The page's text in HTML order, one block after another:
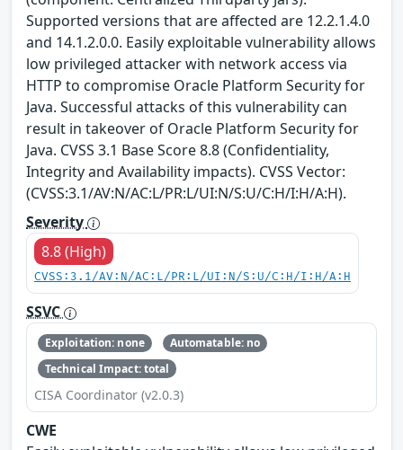
Supported versions that are affected are 12.2.1.4.0
and 14.1.2.0.0. Easily exploitable vulnerability allows
low privileged attacker with network access via
HTTP to compromise Oracle Platform Security for
Java. Successful attacks of this vulnerability can
result in takeover of Oracle Platform Security for
Java. CVSS 3.1 Base Score 8.8 (Confidentiality,
Integrity and Availability impacts). CVSS Vector:
(CVSS:3.1/AV:N/AC:L/PR:L/UI:N/S:U/C:H/I:H/A:H).
Severity
8.8 (High)
CVSS:3.1/AV:N/AC:L/PR:L/UI:N/S:U/C:H/I:H/A:H
SSVC
Exploitation: none
Automatable: no
Technical Impact: total
CISA Coordinator (v2.0.3)
CWE